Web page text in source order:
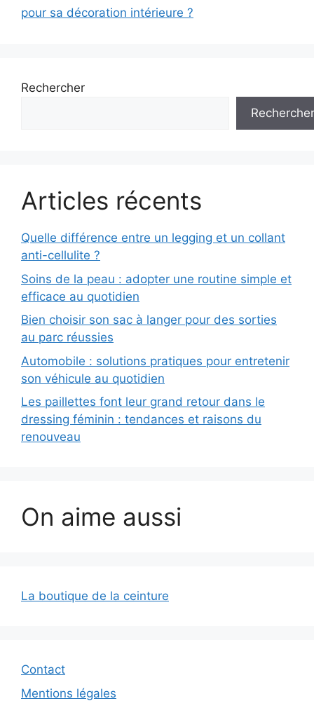
pour sa décoration intérieure ?
Rechercher
Rechercher
Articles récents
Quelle différence entre un legging et un collant
anti-cellulite ?
Soins de la peau : adopter une routine simple et
efficace au quotidien
Bien choisir son sac à langer pour des sorties
au parc réussies
Automobile : solutions pratiques pour entretenir
son véhicule au quotidien
Les paillettes font leur grand retour dans le
dressing féminin : tendances et raisons du
renouveau
On aime aussi
La boutique de la ceinture
Contact
Mentions légales